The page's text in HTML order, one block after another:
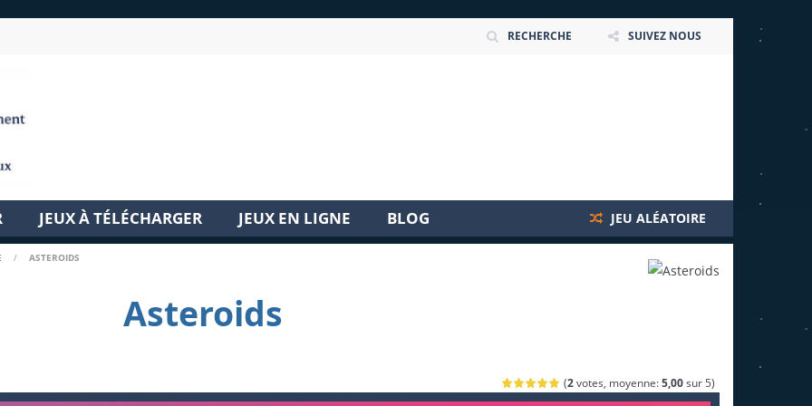
RECHERCHE SUIVEZ NOUS
JEUX À TÉLÉCHARGER JEUX EN LIGNE BLOG JEU ALÉATOIRE
/ ASTEROIDS
Asteroids
(2votes, moyenne:5,00sur 5)